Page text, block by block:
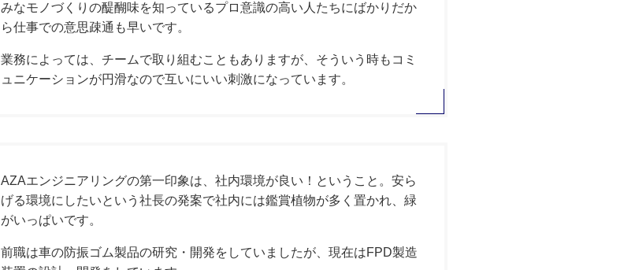
みなモノづくりの醍醐味を知っているプロ意識の高い人たちにばかりだか
ら仕事での意思疎通も早いです。
業務によっては、チームで取り組むこともありますが、そういう時もコミ
ュニケーションが円滑なので互いにいい刺激になっています。
AZAエンジニアリングの第一印象は、社内環境が良い！ということ。安ら
げる環境にしたいという社長の発案で社内には鑑賞植物が多く置かれ、緑
がいっぱいです。
前職は車の防振ゴム製品の研究・開発をしていましたが、現在はFPD製造